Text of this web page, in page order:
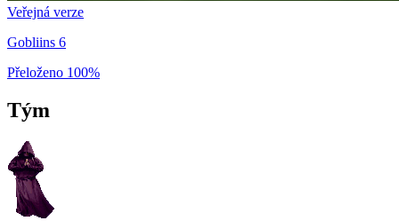
Veřejná verze
Gobliins 6
Přeloženo 100%
Tým